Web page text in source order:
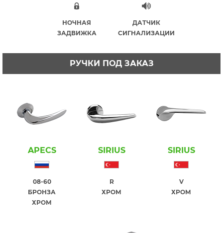
НОЧНАЯ
ЗАДВИЖКА
ДАТЧИК
СИГНАЛИЗАЦИИ
РУЧКИ ПОД ЗАКАЗ
APECS
08-60
БРОНЗА
ХРОМ
SIRIUS
R
ХРОМ
SIRIUS
V
ХРОМ